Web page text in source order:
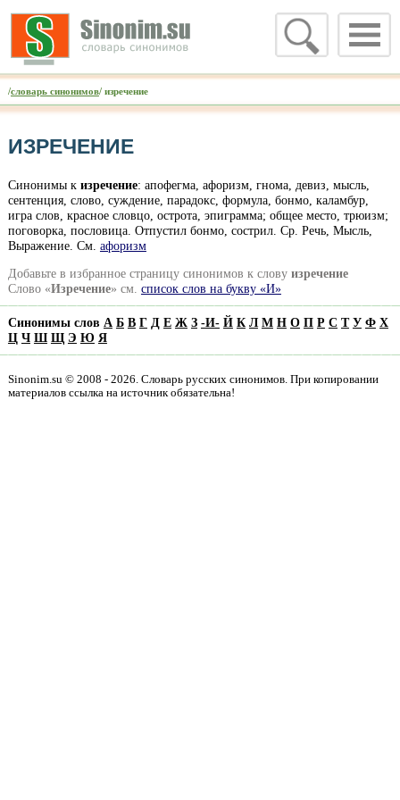
/словарь синонимов/ изречение
ИЗРЕЧЕНИЕ
Синонимы к изречение: апофегма, афоризм, гнома, девиз, мысль,
сентенция, слово, суждение, парадокс, формула, бонмо, каламбур,
игра слов, красное словцо, острота, эпиграмма; общее место, трюизм;
поговорка, пословица. Отпустил бонмо, сострил. Ср. Речь, Мысль,
Выражение. Cм. афоризм
Добавьте в избранное страницу синонимов к слову изречение
Слово «Изречение» см. список слов на букву «И»
Синонимы слов А Б В Г Д Е Ж З -И- Й К Л М Н О П Р С Т У Ф Х
Ц Ч Ш Щ Э Ю Я
Sinonim.su © 2008 - 2026. Словарь русских синонимов. При копировании
материалов ссылка на источник обязательна!